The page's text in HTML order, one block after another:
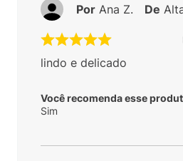
lindo e delicado
Você recomenda esse
Sim
Por Ana Z. De